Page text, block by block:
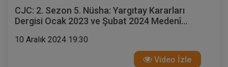
CJC: 2. Sezon 5. Nüsha: Yargıtay Kararları
Dergisi Ocak 2023 ve Şubat 2024 Medenî
10 Aralık 2024 19:30
Video İzle